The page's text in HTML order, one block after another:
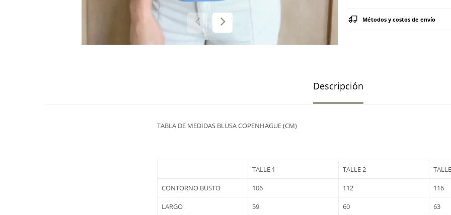
Métodos y costos de envío
Descripción
TABLA DE MEDIDAS BLUSA COPENHAGUE (CM)
TALLE 1 TALLE 2
CONTORNO BUSTO 106 112 116
LARGO 59 60 63